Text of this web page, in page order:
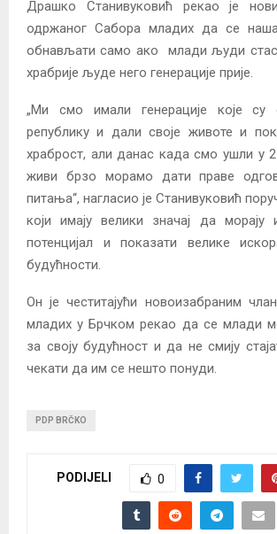
Драшко Станивуковић рекао је
одржаног Сабора младих да се
обнављати само ако млади људи
храбрије људе него генерације прије.
„Ми смо имали генерације које
републику и дали своје животе и
храброст, али данас када смо ушли у
живи брзо морамо дати праве
питања“, нагласио је Станивуковић
који имају велики значај да морају
потенцијал и показати велике
будућности.
Он је честитајући новоизабраним
младих у Брчком рекао да се млади
за своју будућност и да не смију
чекати да им се нешто понуди.
PDP BRČKO
PODIJELI 0